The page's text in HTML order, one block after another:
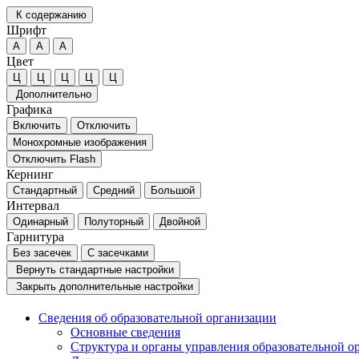
К содержанию
Шрифт
А А А
Цвет
Ц Ц Ц Ц
Ц
Дополнительно
Графика
Включить
Отключить
Монохромные изображения
Отключить Flash
Кернинг
Стандартный Средний Большой
Интервал
Одинарный Полуторный Двойной
Гарнитура
Без засечек
С засечками
Вернуть стандартные настройки
Закрыть дополнительные настройки
Сведения об образовательной организации
Основные сведения
Структура и органы управления образовательной